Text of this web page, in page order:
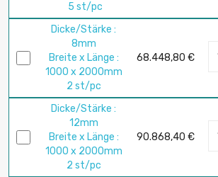
5 st/pc
Dicke/Stärke :
8mm
Breite x Länge :
1000 x 2000mm
2 st/pc
68.448,80 €
Dicke/Stärke :
12mm
Breite x Länge :
1000 x 2000mm
2 st/pc
90.868,40 €